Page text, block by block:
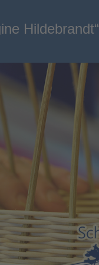
Hildebrandt“